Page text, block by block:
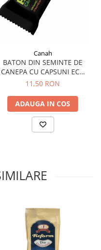
Canah
BATON DIN SEMINTE DE
CANEPA CU CAPSUNI ECO
48G CANAH
11,50 RON
ADAUGA IN COS